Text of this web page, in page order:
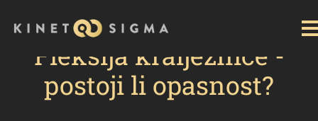
postoji li opasnost?
Fleksija kralježnice -
postoji li opasnost?